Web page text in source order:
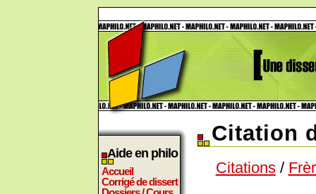
Aide en philo
Accueil
Corrigé de dissert
Citation
Citations/